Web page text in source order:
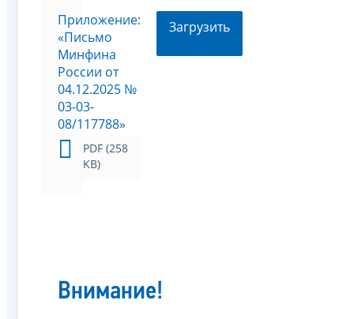
Приложение:
«Письмо
Минфина
России от
04.12.2025 №
03-03-
08/117788»
PDF (258
KB)
Загрузить
Внимание!